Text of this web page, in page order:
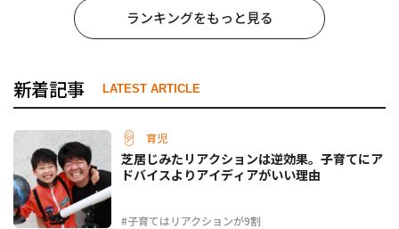
ランキングをもっと見る
新着記事 LATEST ARTICLE
育児
#子育てはリアクションが9割
芝居じみたリアクションは逆効果。子育てにア
ドバイスよりアイディアがいい理由